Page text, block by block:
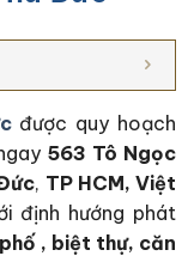
được quy hoạch
563 Tô Ngọc
, TP HCM, Việt
định hướng phát
, biệt thự, căn